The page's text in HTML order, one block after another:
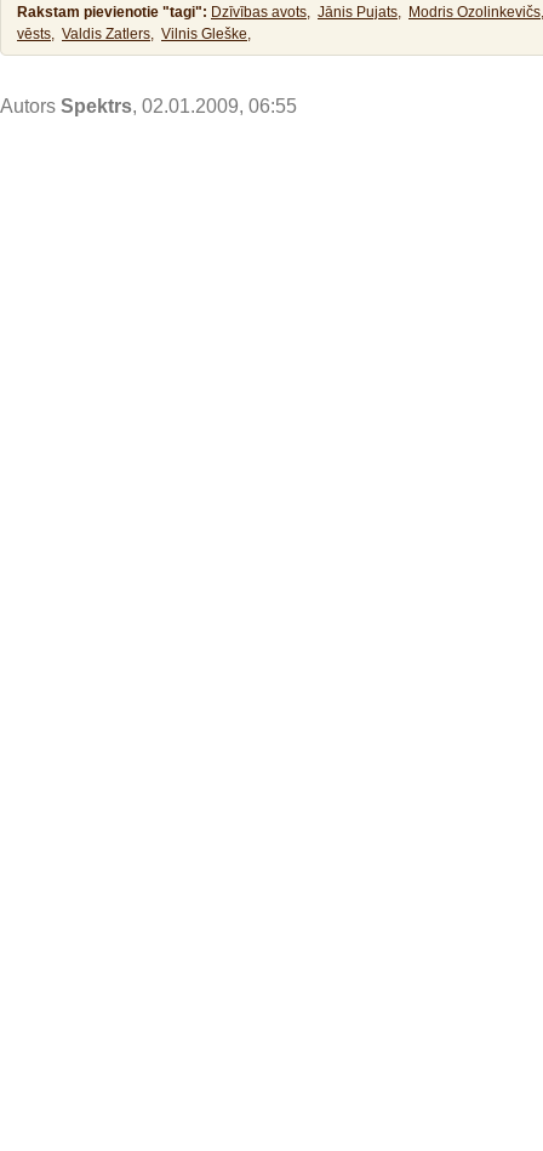
Rakstam pievienotie "tagi": Dzīvības avots, Jānis Pujats, Modris Ozolinkevičs,
vēsts, Valdis Zatlers, Vilnis Gleške,
Autors Spektrs, 02.01.2009, 06:55